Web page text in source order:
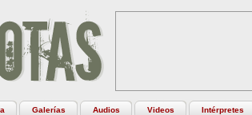
Galerías Audios Videos Intérpretes